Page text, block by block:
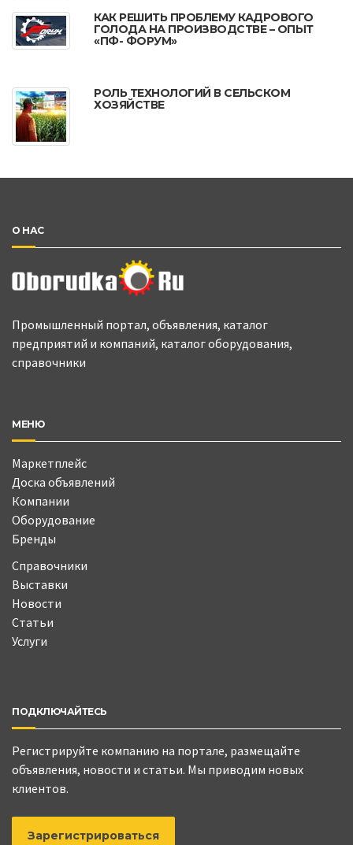
КАК РЕШИТЬ ПРОБЛЕМУ КАДРОВОГО
ГОЛОДА НА ПРОИЗВОДСТВЕ – ОПЫТ
«ПФ- ФОРУМ»
РОЛЬ ТЕХНОЛОГИЙ В СЕЛЬСКОМ
ХОЗЯЙСТВЕ
О НАС
Промышленный портал, объявления, каталог
предприятий и компаний, каталог оборудования,
справочники
МЕНЮ
Маркетплейс
Доска объявлений
Компании
Оборудование
Бренды
Справочники
Выставки
Новости
Статьи
Услуги
ПОДКЛЮЧАЙТЕСЬ
Регистрируйте компанию на портале, размещайте
объявления, новости и статьи. Мы приводим новых
клиентов.
Зарегистрироваться